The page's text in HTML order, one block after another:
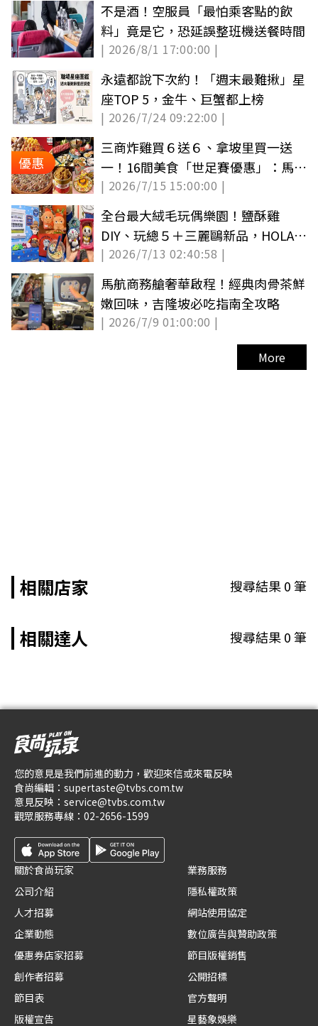
不是酒！空服員「最怕乘客點的飲
料」竟是它，恐延誤整班機送餐時間
| 2026/8/1 17:00:00 |
永遠都說下次約！「週末最難揪」星
座TOP 5，金牛、巨蟹都上榜
| 2026/7/24 09:22:00 |
優惠
三商炸雞買６送６、拿坡里買一送
一！16間美食「世足賽優惠」：馬辣
送九孔鮑
| 2026/7/15 15:00:00 |
全台最大絨毛玩偶樂園！鹽酥雞
DIY、玩總５＋三麗鷗新品，HOLA哆
啦A夢新品一次看（中獎更新）
| 2026/7/13 02:40:58 |
馬航商務艙奢華啟程！經典肉骨茶鮮
嫩回味，吉隆坡必吃指南全攻略
| 2026/7/9 01:00:00 |
More
相關店家 搜尋結果0筆
相關達人 搜尋結果0筆
您的意見是我們前進的動力，歡迎來信或來電反映
食尚編輯： supertaste@tvbs.com.tw
意見反映： service@tvbs.com.tw
觀眾服務專線： 02-2656-1599
關於食尚玩家
公司介紹
人才招募
企業動態
優惠券店家招募
創作者招募
節目表
版權宣告
業務服務
隱私權政策
網站使用協定
數位廣告與贊助政策
節目版權銷售
公開招標
官方聲明
星藝象娛樂